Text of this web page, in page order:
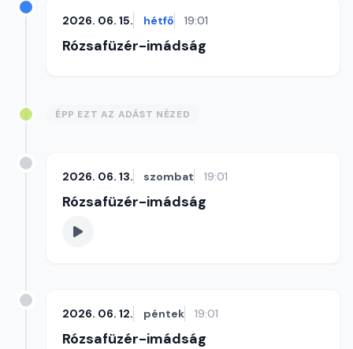
2026. 06. 15. hétfő 19:01
Rózsafüzér-imádság
ÉPP EZT AZ ADÁST NÉZED
2026. 06. 13. szombat 19:01
Rózsafüzér-imádság
2026. 06. 12. péntek 19:01
Rózsafüzér-imádság